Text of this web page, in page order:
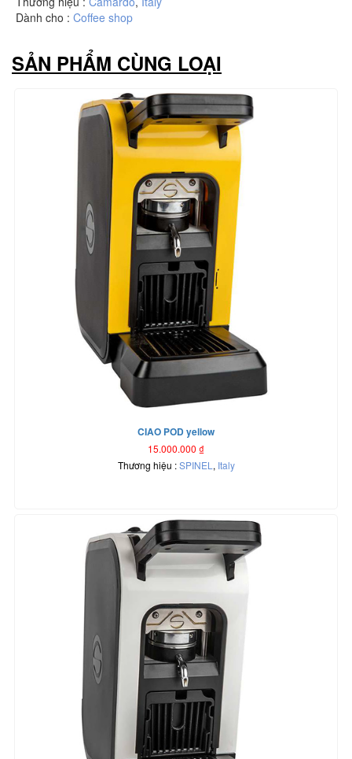
Dành cho : Coffee shop
SẢN PHẨM CÙNG LOẠI
CIAO POD yellow
15.000.000 ₫
Thương hiệu :SPINEL , Italy